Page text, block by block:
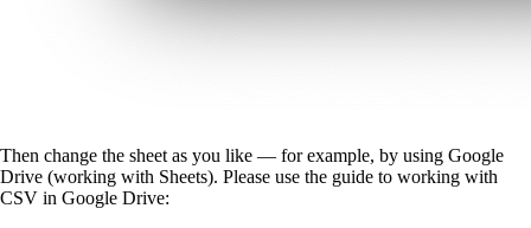
Then change the sheet as you like — for example, by using Google
Drive (working with Sheets). Please use the guide to working with
CSV in Google Drive: